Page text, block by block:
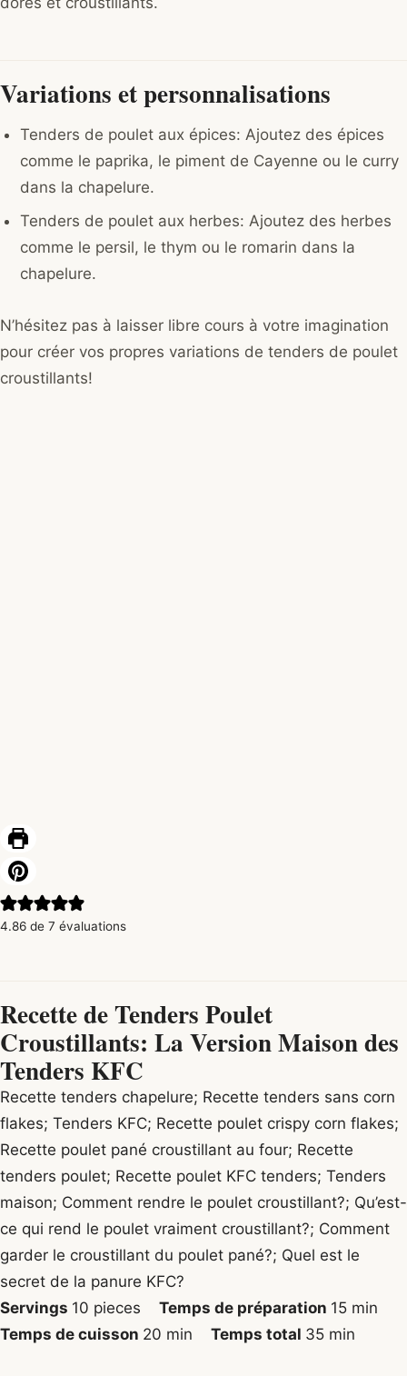
Variations et personnalisations
Tenders de poulet aux épices: Ajoutez des épices
comme le paprika, le piment de Cayenne ou le curry
dans la chapelure.
Tenders de poulet aux herbes: Ajoutez des herbes
comme le persil, le thym ou le romarin dans la
chapelure.
N’hésitez pas à laisser libre cours à votre imagination
pour créer vos propres variations de tenders de poulet
croustillants!
4.86 de 7 évaluations
Recette de Tenders Poulet
Croustillants: La Version Maison des
Tenders KFC
Recette tenders chapelure; Recette tenders sans corn
flakes; Tenders KFC; Recette poulet crispy corn flakes;
Recette poulet pané croustillant au four; Recette
tenders poulet; Recette poulet KFC tenders; Tenders
maison; Comment rendre le poulet croustillant?; Qu’est-
ce qui rend le poulet vraiment croustillant?; Comment
garder le croustillant du poulet pané?; Quel est le
secret de la panure KFC?
Servings 10 pieces Temps de préparation 15minutes
min
Temps de cuisson 20 minutes
min Temps total 35minutes
min